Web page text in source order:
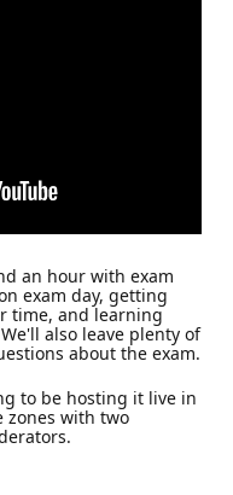
an hour with exam
exam day, getting
time, and learning
also leave plenty of
about the exam.
to be hosting it live in
zones with two